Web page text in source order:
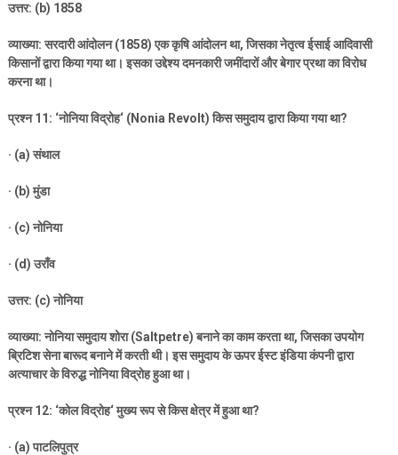
उत्तर: (b) 1858
व्याख्या: सरदारी आंदोलन (1858)एक कृषि आंदोलन था,जिसका नेतृत्व ईसाई आदिवासी
किसानों द्वारा किया गया था। इसका उद्देश्य दमनकारी जमींदारों और बेगार प्रथा का विरोध
करना था।
प्रश्न11: ‘नोनिया विद्रोह‘ (Nonia Revolt)किस समुदाय द्वारा किया गया था?
· (a)संथाल
· (b)मुंडा
· (c)नोनिया
· (d)उराँव
उत्तर: (c)नोनिया
व्याख्या: नोनिया समुदाय शोरा (Saltpetre)बनाने का काम करता था,जिसका उपयोग
ब्रिटिश सेना बारूद बनाने में करती थी। इस समुदाय के ऊपर ईस्ट इंडिया कंपनी द्वारा
अत्याचार के विरुद्ध नोनिया विद्रोह हुआ था।
प्रश्न12: ‘कोल विद्रोह‘मुख्य रूप से किस क्षेत्र में हुआ था?
· (a)पाटलिपुत्र